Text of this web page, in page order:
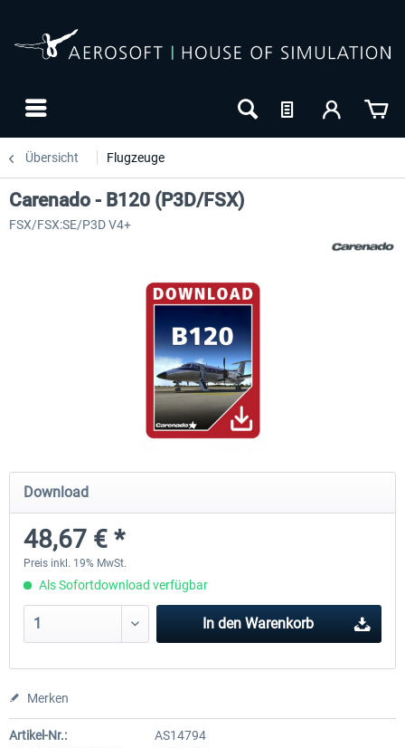
Übersicht Flugzeuge
Airbus Bundle
52,33 € *
iFly Jets - The 737NG for
Carenado - B120 (P3D/FSX)
FSX/FSX:SE/P3D V4+
Download
48,67 € *
Preis inkl. 19% MwSt.
Als Sofortdownload verfügbar
In den Warenkorb
Merken
Artikel-Nr.:
AS14794